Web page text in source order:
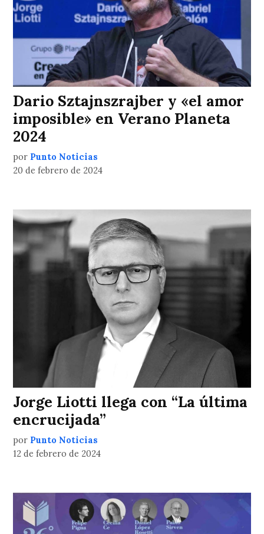
Dario Sztajnszrajber y «el amor
imposible» en Verano Planeta
2024
por Punto Noticias
20 de febrero de 2024
Jorge Liotti llega con “La última
encrucijada”
por Punto Noticias
12 de febrero de 2024